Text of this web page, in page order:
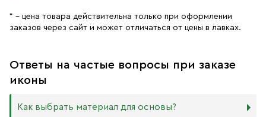
* – цена товара действительна только при оформлении
заказов через сайт и может отличаться от цены в лавках.
Ответы на частые вопросы при заказе
иконы
Как выбрать материал для основы?